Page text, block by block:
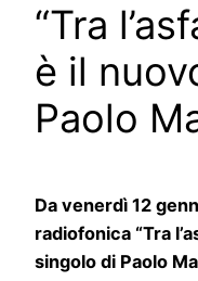
“Tra
è il
Paolo
Da venerdì 12
radiofonica “Tra
singolo di Paolo